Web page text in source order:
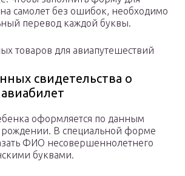
самолет без ошибок, необходимо
перевод каждой буквы.
товаров для авиапутешествий
свидетельства о
оформляется по данным
рождении. В специальной форме
ФИО несовершеннолетнего
буквами.